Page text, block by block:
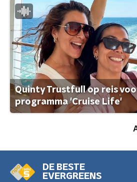
Quinty Trustfull op reis
programma 'Cruise Life'
DE BESTE
EVERGREENS